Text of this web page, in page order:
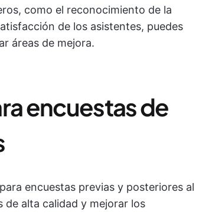
como el reconocimiento de la
de los asistentes, puedes
áreas de mejora.
encuestas de
encuestas previas y posteriores al
de alta calidad y mejorar los